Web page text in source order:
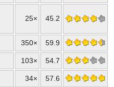
25× 45.2
350× 59.9
103× 54.7
34× 57.6